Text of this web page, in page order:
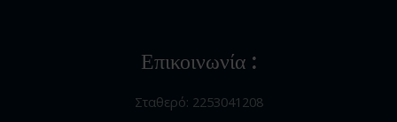
Επικοινωνία :
Σταθερό: 2253041208